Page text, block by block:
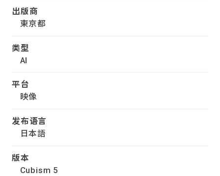
出版商
東京都
类型
AI
平台
映像
发布语言
日本語
版本
Cubism 5